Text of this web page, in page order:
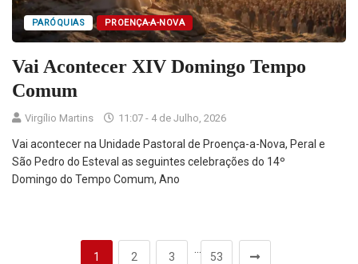
PARÓQUIAS PROENÇA-A-NOVA
Vai Acontecer XIV Domingo Tempo
Comum
Virgílio Martins 11:07 - 4 de Julho, 2026
Vai acontecer na Unidade Pastoral de Proença-a-Nova, Peral e
São Pedro do Esteval as seguintes celebrações do 14º
Domingo do Tempo Comum, Ano
1 2 3 53